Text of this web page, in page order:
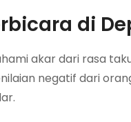
di
akar dari rasa
negatif dari